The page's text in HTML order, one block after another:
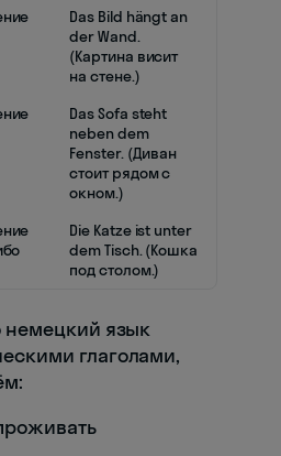
Das Bild hängt an
der Wand.
(Картина висит
на стене.)
Das Sofa steht
neben dem
Fenster. (Диван
стоит рядом с
окном.)
Die Katze ist unter
dem Tisch. (Кошка
под столом.)
немецкий язык
глаголами,